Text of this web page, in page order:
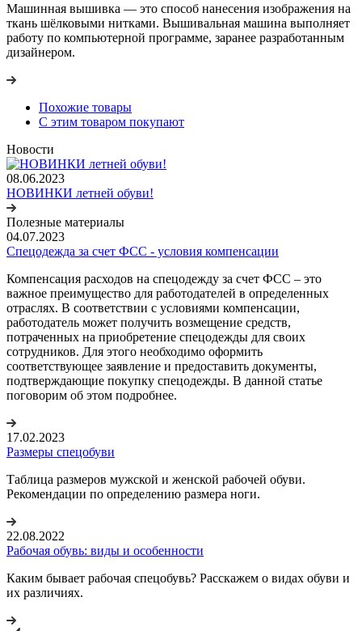
Машинная вышивка — это способ нанесения изображения на
ткань шёлковыми нитками. Вышивальная машина выполняет
работу по компьютерной программе, заранее разработанным
дизайнером.
Похожие товары
С этим товаром покупают
Новости
08.06.2023
НОВИНКИ летней обуви!
Полезные материалы
04.07.2023
Спецодежда за счет ФСС - условия компенсации
Компенсация расходов на спецодежду за счет ФСС – это
важное преимущество для работодателей в определенных
отраслях. В соответствии с условиями компенсации,
работодатель может получить возмещение средств,
потраченных на приобретение спецодежды для своих
сотрудников. Для этого необходимо оформить
соответствующее заявление и предоставить документы,
подтверждающие покупку спецодежды. В данной статье
поговорим об этом подробнее.
17.02.2023
Размеры спецобуви
Таблица размеров мужской и женской рабочей обуви.
Рекомендации по определению размера ноги.
22.08.2022
Рабочая обувь: виды и особенности
Каким бывает рабочая спецобувь? Расскажем о видах обуви и
их различиях.